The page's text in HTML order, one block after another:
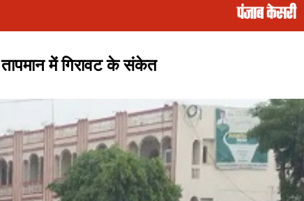
में गिरावट के संकेत